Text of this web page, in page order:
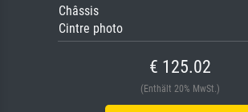
Châssis
Cintre photo
€ 125.02
(Enthält 20% MwSt.)